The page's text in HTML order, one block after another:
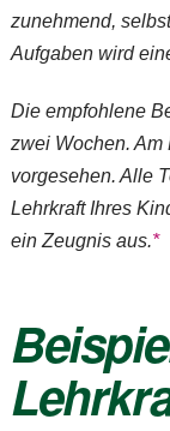
zunehmend,
Aufgaben wird
Die empfohlene
zwei Wochen. Am
vorgesehen. Alle
Lehrkraft Ihres
ein Zeugnis aus.*